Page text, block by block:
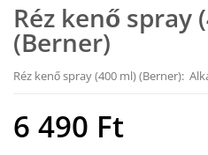
Réz kenő spray
(Berner)
Réz kenő spray (400 ml) (Berner):
6 490 Ft